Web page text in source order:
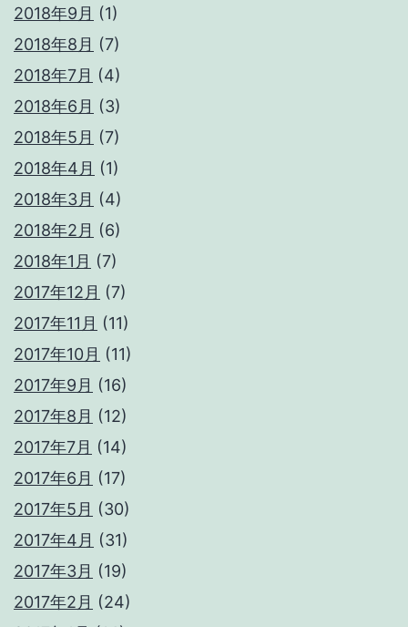
2018年9月 (1)
2018年8月 (7)
2018年7月 (4)
2018年6月 (3)
2018年5月 (7)
2018年4月 (1)
2018年3月 (4)
2018年2月 (6)
2018年1月 (7)
2017年12月 (7)
2017年11月 (11)
2017年10月 (11)
2017年9月 (16)
2017年8月 (12)
2017年7月 (14)
2017年6月 (17)
2017年5月 (30)
2017年4月 (31)
2017年3月 (19)
2017年2月 (24)